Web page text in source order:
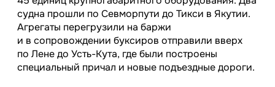
судна прошли по Севморпути до Тикси в Якутии.
Агрегаты перегрузили на баржи
и в сопровождении буксиров отправили вверх
по Лене до Усть-Кута, где были построены
специальный причал и новые подъездные дороги.